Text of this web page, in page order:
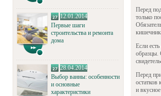
12.01.2014
Первые шаги
строительства и ремонта
дома
28.04.2014
Выбор ванны: особенности
и основные
характеристики
Перед
только
Если
образцы.
Перед
остатков
и